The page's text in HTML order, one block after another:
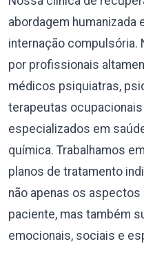
abordagem humanizada
internação compulsória.
por profissionais
médicos psiquiatras,
terapeutas
especializados em
química. Trabalhamos
planos de tratamento
não apenas os
paciente, mas também
emocionais, sociais e